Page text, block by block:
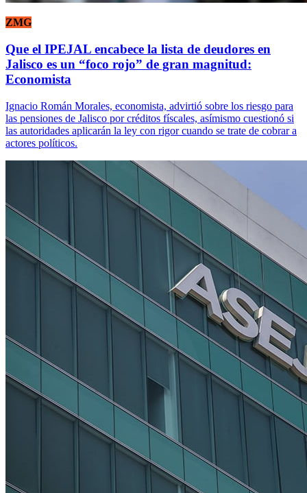
ZMG
Que el IPEJAL encabece la lista de deudores en
Jalisco es un “foco rojo” de gran magnitud:
Economista
Ignacio Román Morales, economista, advirtió sobre los riesgo para
las pensiones de Jalisco por créditos físcales, asímismo cuestionó si
las autoridades aplicarán la ley con rigor cuando se trate de cobrar a
actores políticos.